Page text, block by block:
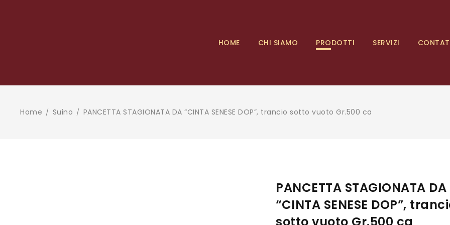
HOME CHI SIAMO PRODOTTI SERVIZI
Home / Suino / PANCETTA STAGIONATA DA “CINTA SENESE DOP”, trancio sotto vuoto Gr.500 ca
PANCETTA STAGIONATA DA
“CINTA SENESE DOP”,